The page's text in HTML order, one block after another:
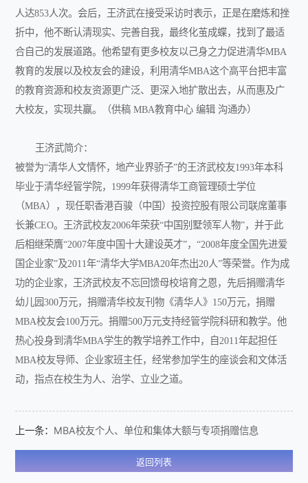
人达853人次。会后，王济武在接受采访时表示，正是在磨炼和挫
折中，他不断认清现实、完善自我，最终化茧成蝶，找到了最适
合自己的发展道路。他希望有更多校友以己身之力促进清华MBA
教育的发展以及校友会的建设，利用清华MBA这个高平台把丰富
的教育资源和校友资源更广泛、更深入地扩散出去，从而惠及广
大校友，实现共赢。（供稿 MBA教育中心 编辑 沟通办）
王济武简介：
被誉为“清华人文情怀，地产业界骄子”的王济武校友1993年本科
毕业于清华经管学院，1999年获得清华工商管理硕士学位
（MBA），现任职香港百骏（中国）投资控股有限公司联席董事
长兼CEO。王济武校友2006年荣获“中国别墅领军人物”，并于此
后相继荣膺“2007年度中国十大建设英才”，“2008年度全国先进爱
国企业家”及2011年“清华大学MBA20年杰出20人”等荣誉。作为成
功的企业家，王济武校友不忘回馈母校培育之恩，先后捐赠清华
幼儿园300万元，捐赠清华校友刊物《清华人》150万元，捐赠
MBA校友会100万元。捐赠500万元支持经管学院科研和教学。他
热心投身到清华MBA学生的教学培养工作中，自2011年起担任
MBA校友导师、企业家班主任，经常参加学生的座谈会和文体活
动，指点在校生为人、治学、立业之道。
上一条： MBA校友个人、单位和集体大额与专项捐赠信息
返回列表